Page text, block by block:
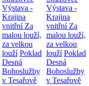
Výstava -
Krajina
vnitřní Za
malou louží,
za velkou
louží Poklad
Desná
Bohoslužby
v Tesařově
Výstava -
Krajina
vnitřní Za
malou louží,
za velkou
louží Poklad
Desná
Bohoslužby
v Tesařově